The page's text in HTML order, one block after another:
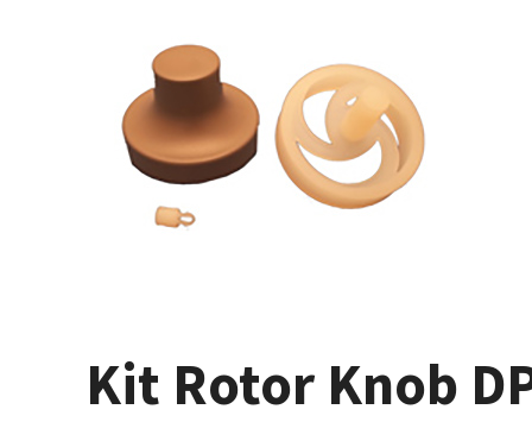
Kit Rotor Knob